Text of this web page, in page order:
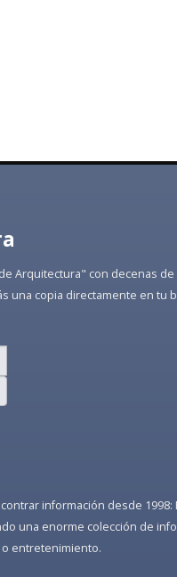
Arquitectura" con decenas de
una copia directamente en tu
información desde
una enorme colección de
entretenimiento.